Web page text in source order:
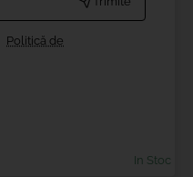
Politică de
In Stoc